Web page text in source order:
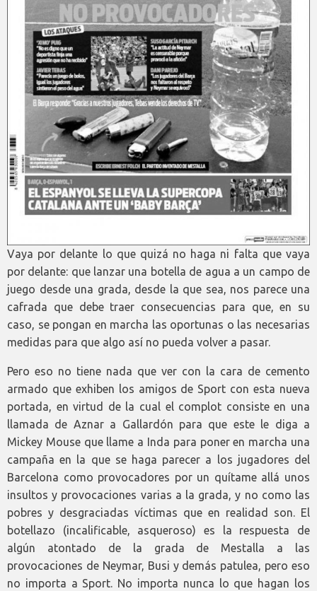
Vaya por delante lo que quizá no haga ni falta que vaya
por delante: que lanzar una botella de agua a un campo de
juego desde una grada, desde la que sea, nos parece una
cafrada que debe traer consecuencias para que, en su
caso, se pongan en marcha las oportunas o las necesarias
medidas para que algo así no pueda volver a pasar.
Pero eso no tiene nada que ver con la cara de cemento
armado que exhiben los amigos de Sport con esta nueva
portada, en virtud de la cual el complot consiste en una
llamada de Aznar a Gallardón para que este le diga a
Mickey Mouse que llame a Inda para poner en marcha una
campaña en la que se haga parecer a los jugadores del
Barcelona como provocadores por un quítame allá unos
insultos y provocaciones varias a la grada, y no como las
pobres y desgraciadas víctimas que en realidad son. El
botellazo (incalificable, asqueroso) es la respuesta de
algún atontado de la grada de Mestalla a las
provocaciones de Neymar, Busi y demás patulea, pero eso
no importa a Sport. No importa nunca lo que hagan los